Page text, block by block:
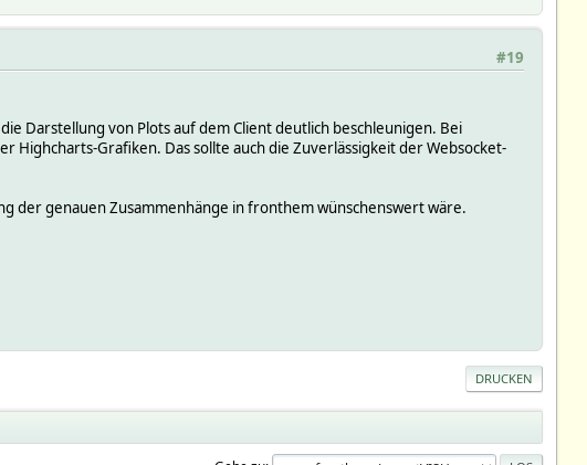
#19
Darstellung von Plots auf dem Client deutlich beschleunigen. Bei
Grafiken. Das sollte auch die Zuverlässigkeit der Websocket-
der genauen Zusammenhänge in fronthem wünschenswert wäre.
DRUCKEN